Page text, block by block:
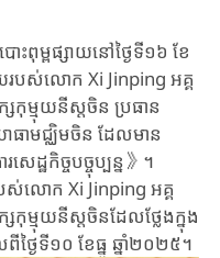
ះពុម្ពផ្សាយនៅថ្ងៃទី១៦ ខែ
របស់លោក Xi Jinping អគ្គ
សកុម្មុយនីស្តចិន ប្រធាន
ោធាមជ្ឈិមចិន ដែលមាន
េដ្ឋកិច្ចបច្ចុប្បន្ន》។
បស់លោក Xi Jinping អគ្គ
កុម្មុយនីស្តចិនដែលថ្លែងក្នុង
ថ្ងៃទី១០ ខែធ្នូ ឆ្នាំ២០២៥។